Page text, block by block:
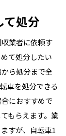
て処分
業者に依頼す
て処分したい
ら処分まで全
車を処分できる
におすすめで
もらえます。業
すが、自転車1